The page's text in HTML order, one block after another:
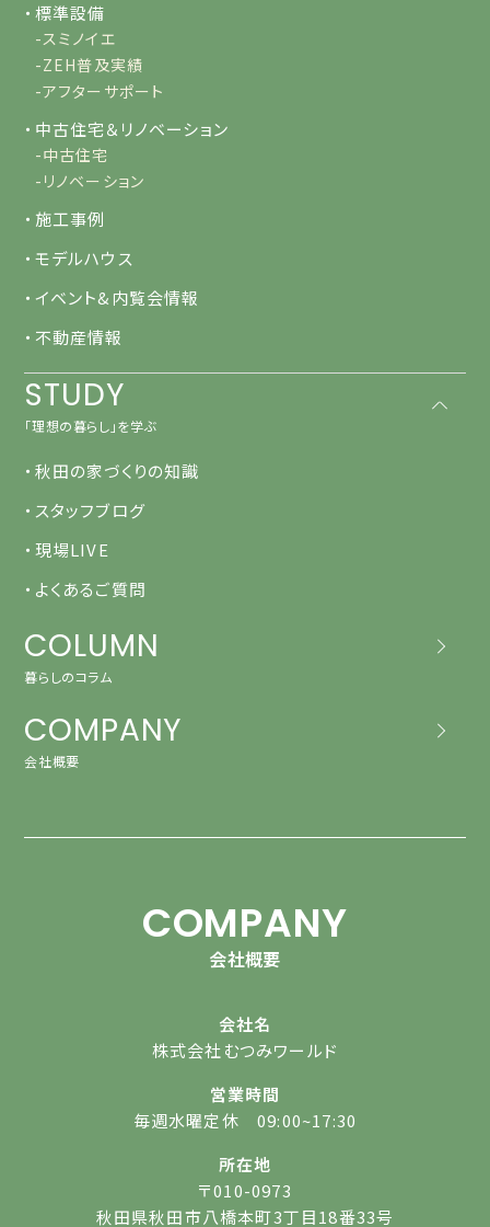
・標準設備
-スミノイエ
-ZEH普及実績
-アフターサポート
・中古住宅＆リノベーション
-中古住宅
-リノベーション
・施工事例
・モデルハウス
・イベント&内覧会情報
・不動産情報
STUDY
「理想の暮らし」を学ぶ
・秋田の家づくりの知識
・スタッフブログ
・現場LIVE
・よくあるご質問
COLUMN
暮らしのコラム
COMPANY
会社概要
COMPANY
会社概要
会社名
株式会社むつみワールド
営業時間
毎週水曜定休 09:00~17:30
所在地
〒010-0973
秋田県秋田市八橋本町3丁目18番33号